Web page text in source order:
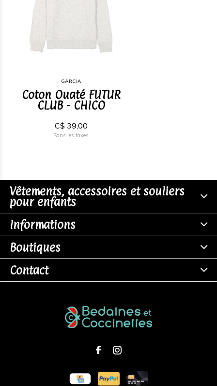
GARCIA
Coton Ouaté FUTUR
CLUB - CHICO
C$ 39,00
Sans les taxes
Vêtements, accessoires et souliers
pour enfants
Informations
Boutiques
Contact